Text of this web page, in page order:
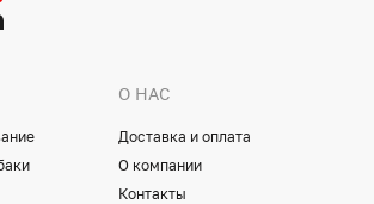
О НАС
Доставка и оплата
О компании
Контакты